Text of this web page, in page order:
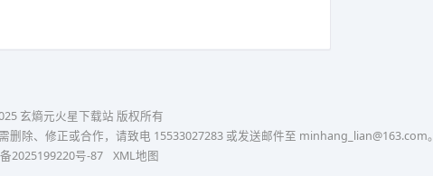
玄熵元火星下载站 版权所有
除、修正或合作，请致电 15533027283 或发送邮件至 minhang_lian@163.com。
2025199220号-87 XML地图